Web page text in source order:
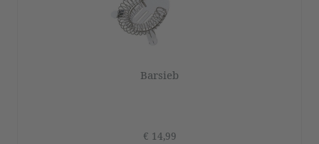
Barsieb
€ 14,99